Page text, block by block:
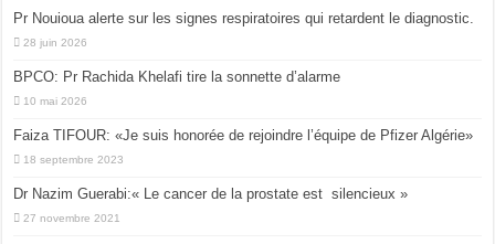
Pr Nouioua alerte sur les signes respiratoires qui retardent le diagnostic.
28 juin 2026
BPCO: Pr Rachida Khelafi tire la sonnette d’alarme
10 mai 2026
Faiza TIFOUR: «Je suis honorée de rejoindre l’équipe de Pfizer Algérie»
18 septembre 2023
Dr Nazim Guerabi:« Le cancer de la prostate est silencieux »
27 novembre 2021